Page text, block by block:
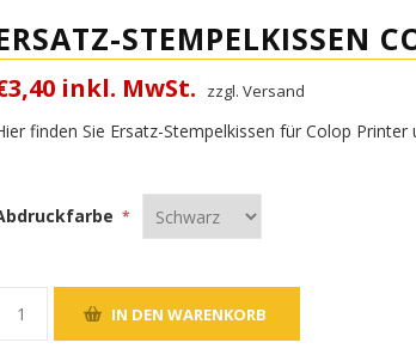
STEMPELKISSEN
inkl. MwSt. zzgl. Versand
finden Sie Ersatz-Stempelkissen für Colop Printer
*